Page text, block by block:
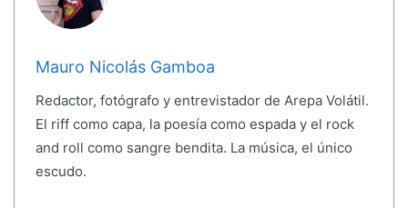
Mauro Nicolás Gamboa
Redactor, fotógrafo y entrevistador de Arepa Volátil.
El riff como capa, la poesía como espada y el rock
and roll como sangre bendita. La música, el único
escudo.